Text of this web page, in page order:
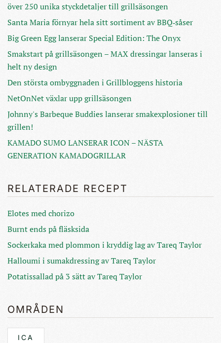
över 250 unika styckdetaljer till grillsäsongen
Santa Maria förnyar hela sitt sortiment av BBQ‑såser
Big Green Egg lanserar Special Edition: The Onyx
Smakstart på grillsäsongen – MAX dressingar lanseras i
helt ny design
Den största ombyggnaden i Grillbloggens historia
NetOnNet växlar upp grillsäsongen
Johnny's Barbeque Buddies lanserar smakexplosioner till
grillen!
KAMADO SUMO LANSERAR ICON – NÄSTA
GENERATION KAMADOGRILLAR
RELATERADE RECEPT
Elotes med chorizo
Burnt ends på fläsksida
Sockerkaka med plommon i kryddig lag av Tareq Taylor
Halloumi i sumakdressing av Tareq Taylor
Potatissallad på 3 sätt av Tareq Taylor
OMRÅDEN
ICA